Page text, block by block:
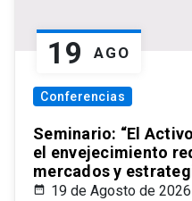
19 AGO
Conferencias
Seminario: “El
el envejecimiento
mercados y
19 de Agosto de 2026